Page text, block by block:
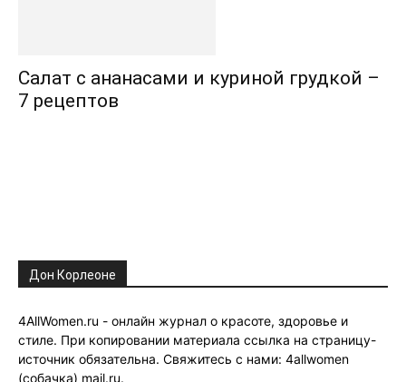
Салат с ананасами и куриной грудкой –
7 рецептов
Дон Корлеоне
4AllWomen.ru - онлайн журнал о красоте, здоровье и
стиле. При копировании материала ссылка на страницу-
источник обязательна. Свяжитесь с нами: 4allwomen
(собачка) mail.ru.